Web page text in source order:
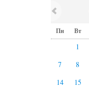
Пн Вт
1
7
8
14
15